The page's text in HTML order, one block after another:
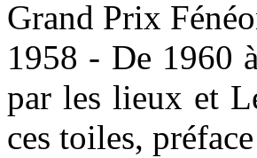
Grand Prix
1958 - De 1960
par les lieux et
ces toiles,